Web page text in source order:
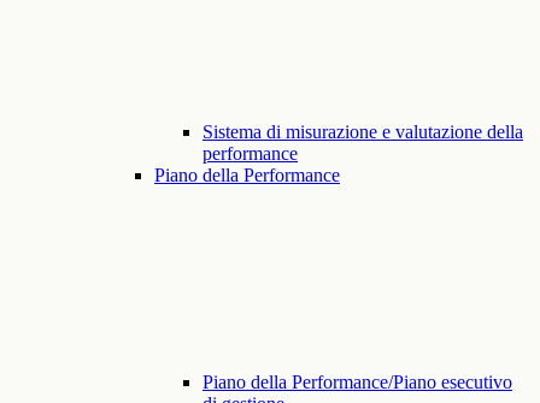
Sistema di misurazione e valutazione della
performance
Piano della Performance
Piano della Performance/Piano esecutivo